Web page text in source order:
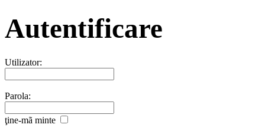
Autentificare
Utilizator:
Parola:
ţine-mã minte